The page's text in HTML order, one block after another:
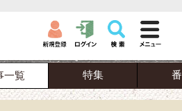
一覧 特集